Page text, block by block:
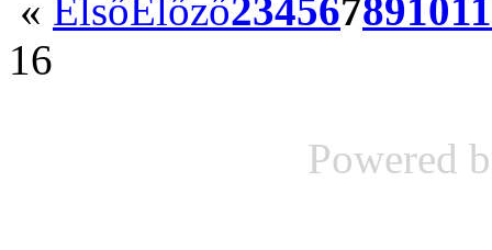
« ElsőElőző234567891011
16
Powered